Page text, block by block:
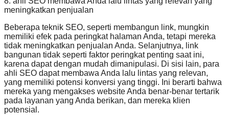
meningkatkan penjualan
Beberapa teknik SEO, seperti membangun link, mungkin
memiliki efek pada peringkat halaman Anda, tetapi mereka
tidak meningkatkan penjualan Anda. Selanjutnya, link
bangunan tidak seperti faktor peringkat penting saat ini,
karena dapat dengan mudah dimanipulasi. Di sisi lain, para
ahli SEO dapat membawa Anda lalu lintas yang relevan,
yang memiliki potensi konversi yang tinggi. Ini berarti bahwa
mereka yang mengakses website Anda benar-benar tertarik
pada layanan yang Anda berikan, dan mereka klien
potensial.